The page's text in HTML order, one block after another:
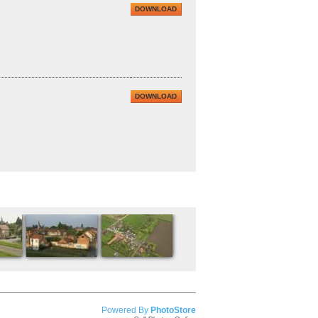
DOWNLOAD
DOWNLOAD
Powered By PhotoStore